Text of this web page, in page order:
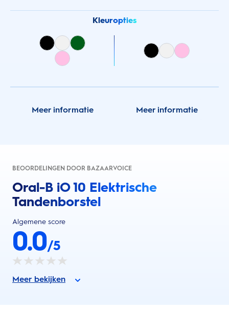
Kleuropties
Meer informatie Meer informatie
BEOORDELINGEN DOOR BAZAARVOICE
Oral-B iO 10 Elektrische
Tandenborstel
Algemene score
0.0/5
Meer bekijken